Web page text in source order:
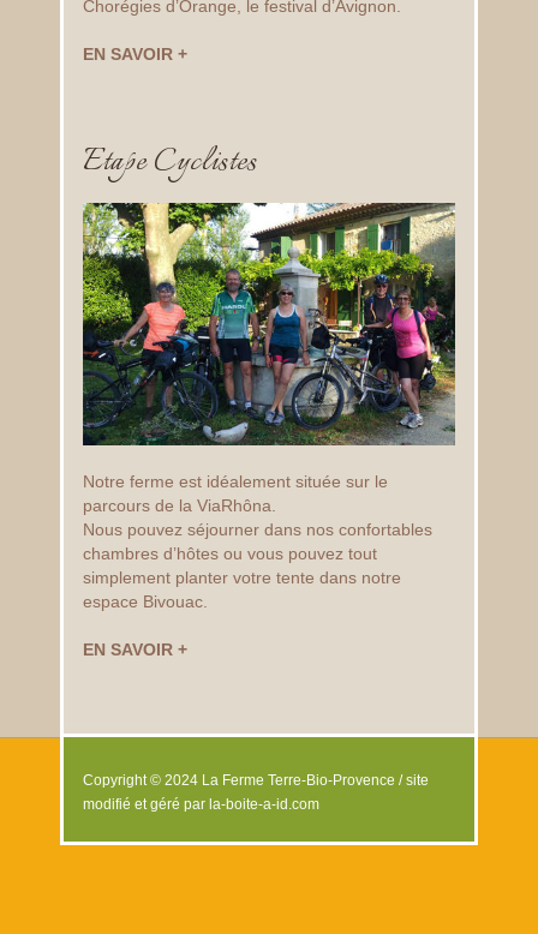
Chorégies d’Orange, le festival d’Avignon.
EN SAVOIR +
Etape Cyclistes
Notre ferme est idéalement située sur le
parcours de la ViaRhôna.
Nous pouvez séjourner dans nos confortables
chambres d’hôtes ou vous pouvez tout
simplement planter votre tente dans notre
espace Bivouac.
EN SAVOIR +
Copyright © 2024 La Ferme Terre-Bio-Provence / site
modifié et géré par la-boite-a-id.com